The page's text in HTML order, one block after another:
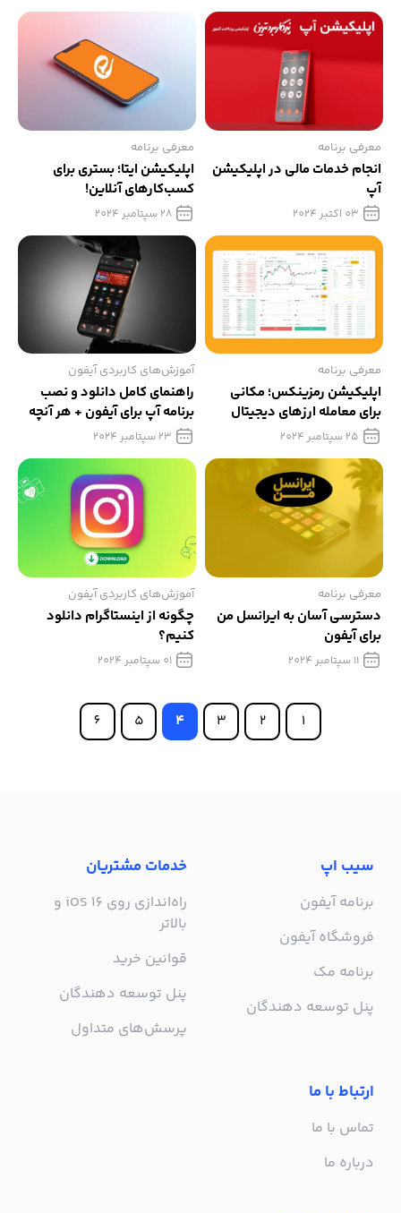
معرفی برنامه
انجام خدمات مالی در اپلیکیشن
آپ
03 اکتبر 2024
معرفی برنامه
اپلیکیشن ایتا؛ بستری برای
کسب‌کارهای آنلاین!
28 سپتامبر 2024
معرفی برنامه
اپلیکیشن رمزینکس؛ مکانی
برای معامله ارزهای دیجیتال
25 سپتامبر 2024
آموزش‌های کاربردی آیفون
راهنمای کامل دانلود و نصب
برنامه آپ برای آیفون + هر آنچه
که باید بدانید؟
23 سپتامبر 2024
معرفی برنامه
دسترسی آسان به ایرانسل من
برای آیفون
11 سپتامبر 2024
آموزش‌های کاربردی آیفون
چگونه از اینستاگرام دانلود
کنیم؟
01 سپتامبر 2024
1
2
3
4
5
6
سیب اپ
برنامه آیفون
فروشگاه آیفون
برنامه مک
پنل توسعه دهندگان
خدمات مشتریان
راه‌اندازی روی iOS 16 و
بالاتر
قوانین خرید
پنل توسعه دهندگان
پرسش‌های متداول
ارتباط با ما
تماس با ما
درباره ما